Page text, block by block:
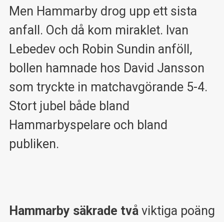
Men Hammarby drog upp ett sista
anfall. Och då kom miraklet. Ivan
Lebedev och Robin Sundin anföll,
bollen hamnade hos David Jansson
som tryckte in matchavgörande 5-4.
Stort jubel både bland
Hammarbyspelare och bland
publiken.
Hammarby säkrade tvåviktiga poäng